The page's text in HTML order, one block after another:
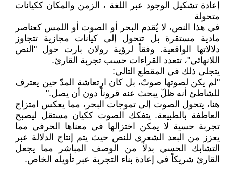
إعادة تشكيل الوجود عبر اللغة ، الزمن والمكان ككيانات
متحولة
في هذا النص، لا يُقدم البحر أو الصوت أو اللمس كعناصر
مادية مستقرة بل تتحول إلى كيانات مجازية تتجاوز
دلالاتها الواقعية. وفقاً لرؤية رولان بارت حول "النص
اللانهائي"، تتعدد القراءات حسب تجربة القارئ.
يتجلى ذلك في المقطع التالي:
"لم يكن لصوتها صوتٌ، بل كان ارتعاشة المدّ حين يعترف
للشاطئ أنه ظلّ يبحث عنه قروناً دون أن يصل."
هنا، يتحول الصوت إلى تموجات البحر، مما يعكس امتزاج
العاطفة بالطبيعة. يتفكك الصوت ككيان مستقل ليصبح
تجربة حسية لا يمكن اختزالها في معناها الحرفي مما
يعزز من البعد الشعري للنص حيث يتم إنتاج الدلالة عبر
التشابك الحسي بدلاً من الوصف المباشر مما يجعل
القارئ شريكاً في إعادة بناء التجربة عبر تأويله الخاص.